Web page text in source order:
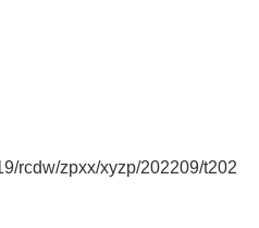
rcdw/zpxx/xyzp/202209/t202